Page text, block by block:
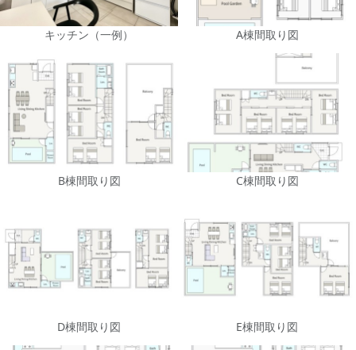
キッチン（一例） A棟間取り図
B棟間取り図 C棟間取り図
D棟間取り図 E棟間取り図